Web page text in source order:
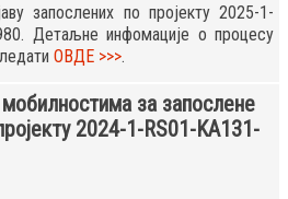
запослених по пројекту 2025-1-
Детаљне инфомације о процесу
ОВДЕ >>>.
за запослене
2024-1-RS01-KA131-